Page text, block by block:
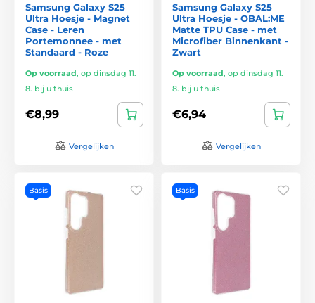
Samsung Galaxy S25
Ultra Hoesje - Magnet
Case - Leren
Portemonnee - met
Standaard - Roze
Op voorraad, op dinsdag 11.
8. bij u thuis
€8,99
Vergelijken
Samsung Galaxy S25
Ultra Hoesje - OBAL:ME
Matte TPU Case - met
Microfiber Binnenkant -
Zwart
Op voorraad, op dinsdag 11.
8. bij u thuis
€6,94
Vergelijken
Basis Basis